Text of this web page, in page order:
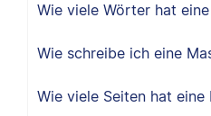
Wie viele Wörter hat
Wie schreibe ich eine
Wie viele Seiten hat eine